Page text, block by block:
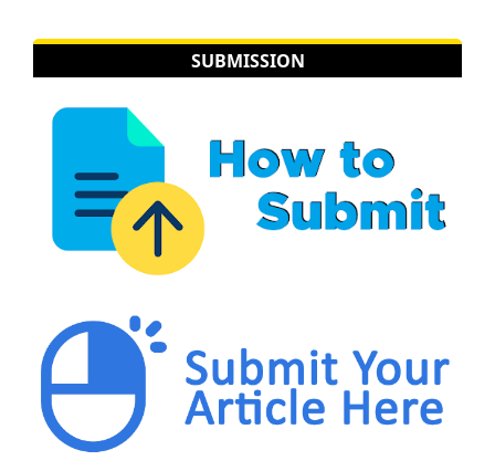
SUBMISSION